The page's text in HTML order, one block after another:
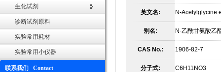
生化试剂
诊断试剂原料
实验常用耗材
实验常用小仪器
联系我们 Contact
英文名: N-Acetylglycine
别名: N-乙酰甘氨酸乙
CAS No.: 1906-82-7
分子式: C6H11NO3